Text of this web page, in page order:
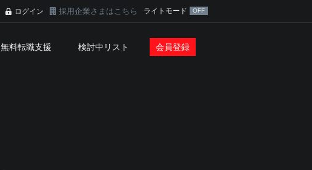
ログイン 採用企業さまはこちら ライトモード
無料転職支援 検討中リスト 会員登録